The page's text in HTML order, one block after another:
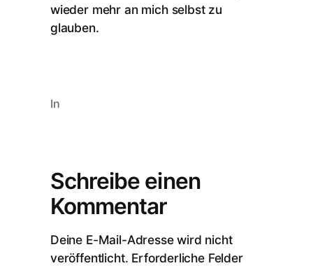
wieder mehr an mich selbst zu
glauben.
In
Schreibe einen
Kommentar
Deine E-Mail-Adresse wird nicht
veröffentlicht. Erforderliche Felder